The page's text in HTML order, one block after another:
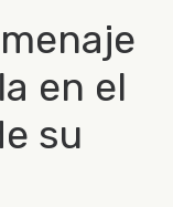
en el
su